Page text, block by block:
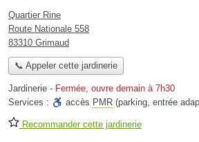
Quartier Rine
Route Nationale 558
83310 Grimaud
📞 Appeler cette jardinerie
Jardinerie - Fermée, ouvre demain à 7h30
Services :
accès PMR (parking, entrée
Recommander cette jardinerie